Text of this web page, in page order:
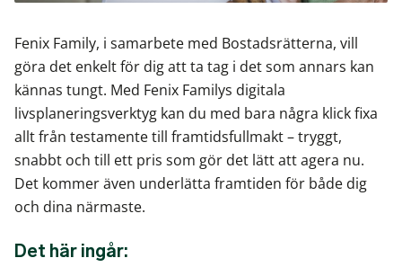
Fenix Family, i samarbete med Bostadsrätterna, vill
göra det enkelt för dig att ta tag i det som annars kan
kännas tungt. Med Fenix Familys digitala
livsplaneringsverktyg kan du med bara några klick fixa
allt från testamente till framtidsfullmakt – tryggt,
snabbt och till ett pris som gör det lätt att agera nu.
Det kommer även underlätta framtiden för både dig
och dina närmaste.
Det här ingår: